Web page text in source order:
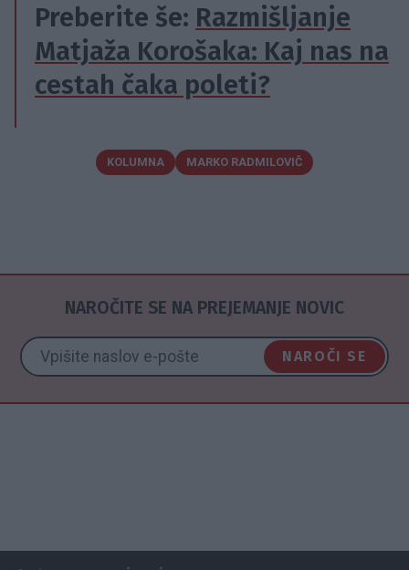
Preberite še: Razmišljanje
Matjaža Korošaka: Kaj nas na
cestah čaka poleti?
KOLUMNA MARKO RADMILOVIČ
NAROČITE SE NA PREJEMANJE NOVIC
NAROČI SE